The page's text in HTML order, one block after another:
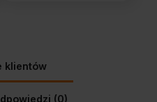
klientów
(0)